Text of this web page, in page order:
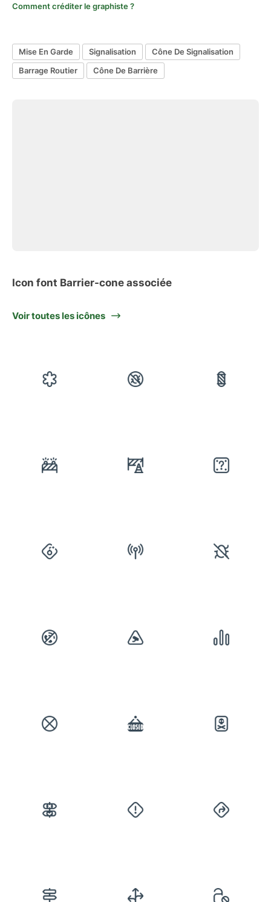
Comment créditer le graphiste ?
Mise En Garde Signalisation
Cône De Signalisation
Barrage Routier
Cône De Barrière
Icon font Barrier-cone associée
Voir toutes les icônes